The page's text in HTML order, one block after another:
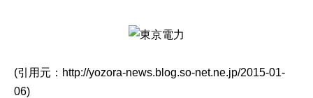
(引用元：http://yozora-news.blog.so-net.ne.jp/2015-01-
06)